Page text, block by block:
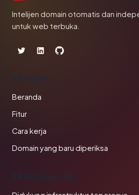
Intelijen domain otomatis dan
untuk web terbuka.
PRODUK
Beranda
Fitur
Cara kerja
Domain yang baru diperiksa
PERUSAHAAN